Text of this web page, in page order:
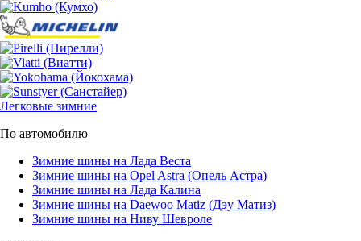
Легковые зимние
По автомобилю
Зимние шины на Лада Веста
Зимние шины на Opel Astra (Опель Астра)
Зимние шины на Лада Калина
Зимние шины на Daewoo Matiz (Дэу Матиз)
Зимние шины на Ниву Шевроле